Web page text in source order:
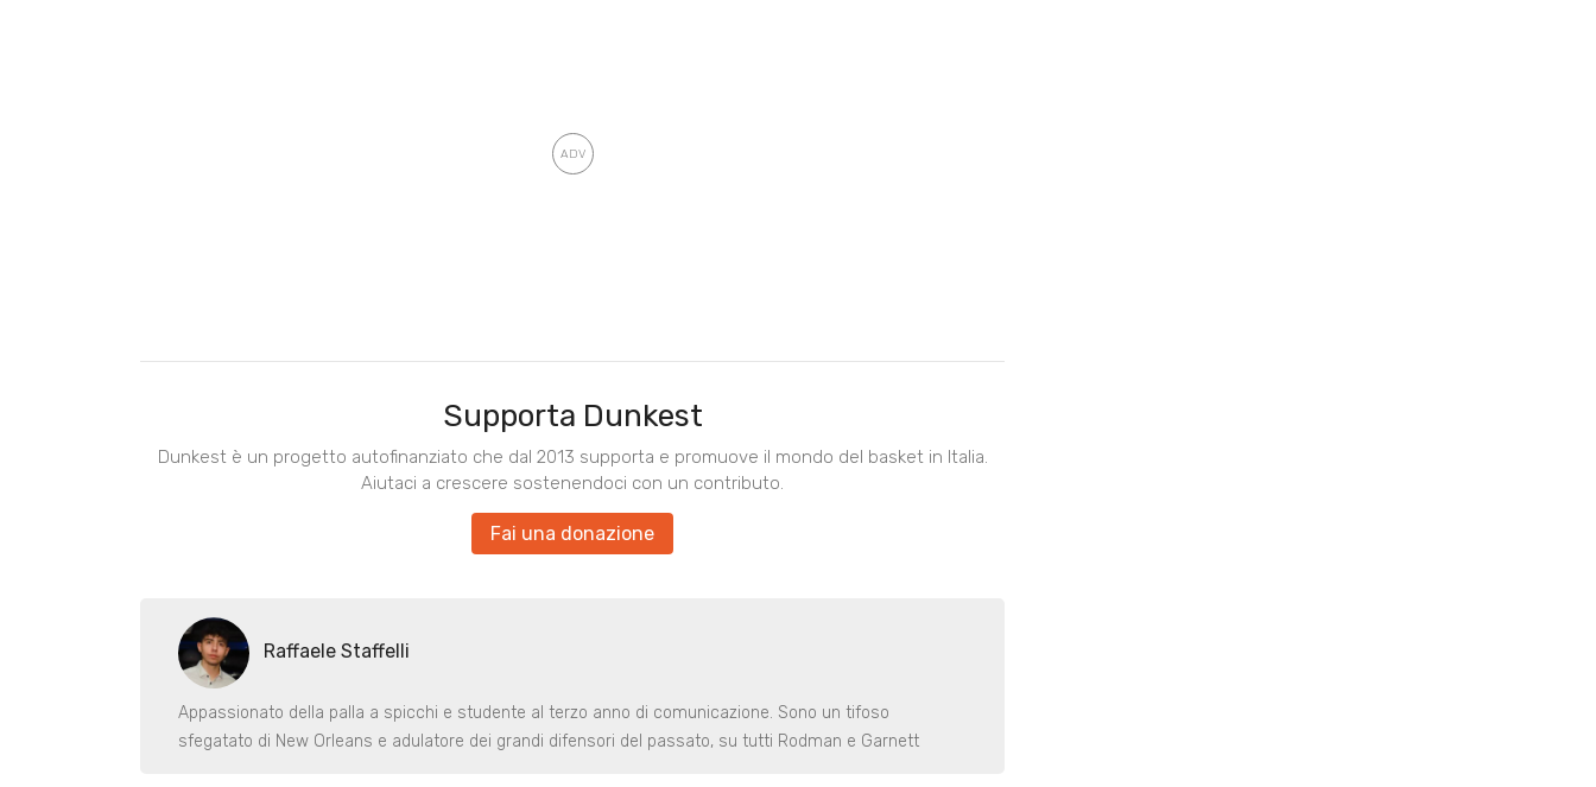
Supporta Dunkest
Dunkest è un progetto autofinanziato che dal 2013 supporta e promuove il mondo del basket in Italia.
Aiutaci a crescere sostenendoci con un contributo.
Fai una donazione
Raffaele Staffelli
Appassionato della palla a spicchi e studente al terzo anno di comunicazione. Sono un tifoso
sfegatato di New Orleans e adulatore dei grandi difensori del passato, su tutti Rodman e Garnett